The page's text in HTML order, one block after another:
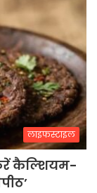
लाइफस्टाइल
कैल्शियम-